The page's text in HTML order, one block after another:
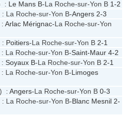
: Le Mans B-La Roche-sur-Yon B 1-2
La Roche-sur-Yon B-Angers 2-3
Arlac Mérignac-La Roche-sur-Yon
: Poitiers-La Roche-sur-Yon B 2-1
La Roche-sur-Yon B-Saint-Maur 4-2
Soyaux B-La Roche-sur-Yon B 2-1
La Roche-sur-Yon B-Limoges
: Angers-La Roche-sur-Yon B 0-3
La Roche-sur-Yon B-Blanc Mesnil 2-